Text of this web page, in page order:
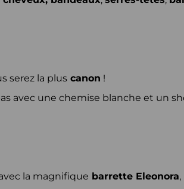
serez la plus canon !
avec une chemise blanche et un
la magnifique barrette Eleonora